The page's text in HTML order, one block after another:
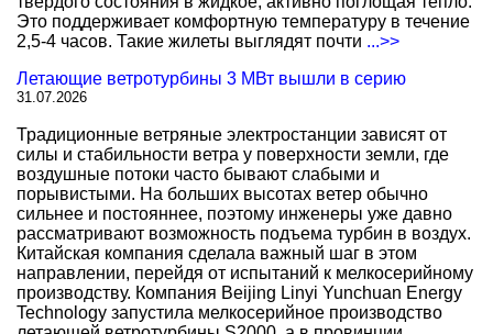
Это поддерживает комфортную температуру в течение
2,5-4 часов. Такие жилеты выглядят почти ...>>
Летающие ветротурбины 3 МВт вышли в серию
31.07.2026
Традиционные ветряные электростанции зависят от
силы и стабильности ветра у поверхности земли, где
воздушные потоки часто бывают слабыми и
порывистыми. На больших высотах ветер обычно
сильнее и постояннее, поэтому инженеры уже давно
рассматривают возможность подъема турбин в воздух.
Китайская компания сделала важный шаг в этом
направлении, перейдя от испытаний к мелкосерийному
производству. Компания Beijing Linyi Yunchuan Energy
Technology запустила мелкосерийное производство